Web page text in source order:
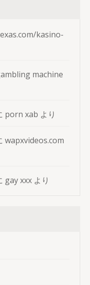
kasino-
machine
porn xab より
wapxvideos.com
gay xxx より